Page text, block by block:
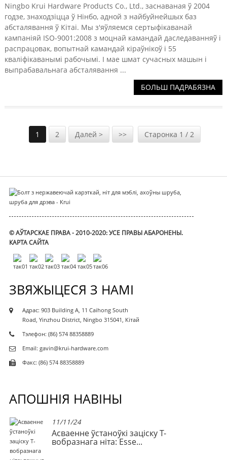
Ningbo Krui Hardware Products Co., Ltd., заснаваная ў 2004
годзе, знаходзіцца ў Нінбо, адной з найбуйнейшых баз
абсталявання ў Кітаі. Мы з'яўляемся сертыфікаванай
кампаніяй ISO-9001:2008 з моцнай камандай даследаванняў і
распрацовак, вопытнай камандай кіраўнікоў і 55
кваліфікаванымі рабочымі. І мае шмат сучасных машын і
выпрабавальнага абсталявання ...
БОЛЬШ ПАДРАБЯЗНА
1 2 Далей > >> Старонка 1 / 2
© АЎТАРСКАЕ ПРАВА - 2010-2020: УСЕ ПРАВЫ АБАРОНЕНЫ.
КАРТА САЙТА
ЗВЯЖЫЦЕСЯ З НАМІ
Адрас: 903 Building A, 11 Caihong South
Road, Yinzhou District, Ningbo 315041, Кітай
Тэлефон: (86) 574 88358889
Email: gavin@krui-hardware.com
Факс: (86) 574 88358889
АПОШНІЯ НАВІНЫ
11/11/24
Асваенне ўстаноўкі заціску Т-
вобразнага ніта: Esse...